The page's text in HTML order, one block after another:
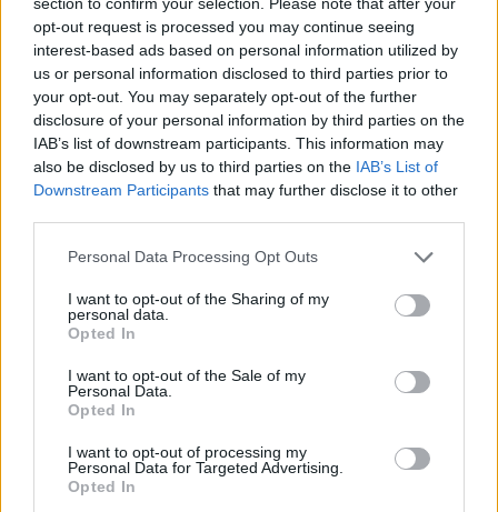
opt-out request is processed you may continue seeing
interest-based ads based on personal information utilized by
us or personal information disclosed to third parties prior to
your opt-out. You may separately opt-out of the further
disclosure of your personal information by third parties on the
IAB’s list of downstream participants. This information may
also be disclosed by us to third parties on the IAB’s List of
Downstream Participants that may further disclose it to other
Personal Data Processing Opt Outs
I want to opt-out of the Sharing of my
personal data.
Opted In
I want to opt-out of the Sale of my
Personal Data.
Opted In
I want to opt-out of processing my
Personal Data for Targeted Advertising.
Opted In
Tarragona
a 24,60
kilómetros
Lleidaa 55,46 kilómetros
Barcelonaa 83,11
kilómetros
Girona a 154,62 kilómetros
kilómetros
Castellóna 181,54
kilómetros
Teruela 221,39 kilómetros
232,45 kilómetros
Valencia